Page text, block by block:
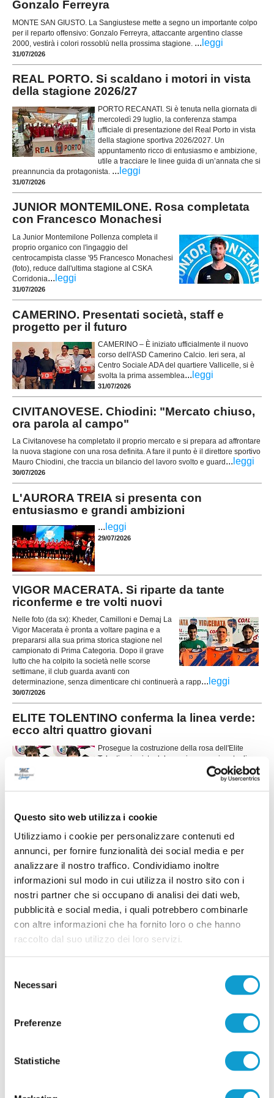
Questo sito web utilizza i cookie
Utilizziamo i cookie per personalizzare contenuti ed
annunci, per fornire funzionalità dei social media e per
analizzare il nostro traffico. Condividiamo inoltre
informazioni sul modo in cui utilizza il nostro sito con i
nostri partner che si occupano di analisi dei dati web,
pubblicità e social media, i quali potrebbero combinarle
con altre informazioni che ha fornito loro o che hanno
raccolto dal suo utilizzo dei loro servizi.
delNecessari
Preferenze
Statistiche
Gonzalo Ferreyra
MONTE SAN GIUSTO. La Sangiustese mette a segno un importante colpo
per il reparto offensivo: Gonzalo Ferreyra, attaccante argentino classe
2000, vestirà i colori rossoblù nella prossima stagione. ... leggi
31/07/2026
REAL PORTO. Si scaldano i motori in vista
della stagione 2026/27
PORTO RECANATI. Si è tenuta nella giornata di
mercoledì 29 luglio, la conferenza stampa
ufficiale di presentazione del Real Porto in vista
della stagione sportiva 2026/2027. Un
appuntamento ricco di entusiasmo e ambizione,
utile a tracciare le linee guida di un’annata che si
preannuncia da protagonista. ... leggi
31/07/2026
JUNIOR MONTEMILONE. Rosa completata
con Francesco Monachesi
La Junior Montemilone Pollenza completa il
proprio organico con l'ingaggio del
centrocampista classe '95 Francesco Monachesi
(foto), reduce dall'ultima stagione al CSKA
Corridonia... leggi
31/07/2026
CAMERINO. Presentati società, staff e
progetto per il futuro
CAMERINO – È iniziato ufficialmente il nuovo
corso dell'ASD Camerino Calcio. Ieri sera, al
Centro Sociale ADA del quartiere Vallicelle, si è
svolta la prima assemblea... leggi
31/07/2026
CIVITANOVESE. Chiodini: "Mercato chiuso,
ora parola al campo"
La Civitanovese ha completato il proprio mercato e si prepara ad affrontare
la nuova stagione con una rosa definita. A fare il punto è il direttore sportivo
Mauro Chiodini, che traccia un bilancio del lavoro svolto e guard ... leggi
30/07/2026
L'AURORA TREIA si presenta con
entusiasmo e grandi ambizioni
... leggi
29/07/2026
VIGOR MACERATA. Si riparte da tante
riconferme e tre volti nuovi
Nelle foto (da sx): Kheder, Camilloni e Demaj La
Vigor Macerata è pronta a voltare pagina e a
prepararsi alla sua prima storica stagione nel
campionato di Prima Categoria. Dopo il grave
lutto che ha colpito la società nelle scorse
settimane, il club guarda avanti con
determinazione, senza dimenticare chi continuerà a rapp... leggi
30/07/2026
ELITE TOLENTINO conferma la linea verde:
ecco altri quattro giovani
Prosegue la costruzione della rosa dell'Elite
Tolentino in vista del prossimo campionato di
Prima Categoria. La società conferma la linea
verde e presenta altri quattro giocatori che
saranno a disposizione di...leggi
UNION PICENA, mercato giovane e
ambizioso: le novità
POTENZA PICENA. La Union Picena continua a costruire con decisione la
rosa che affronterà la stagione 2026/2027, puntando su un mix di giovani
talenti, giocatori già pronti per la categoria e figure di esperienza nell'area
tecnica. Il club di Potenza Picena ha ufficializzato una serie di innesti che
confermano la volontà di dare contin ...leggi
29/07/2026
LORESE. Prende forma la nuova squadra di
RICCI: "Mercato importante, ora dobbiamo
diventare una squadra"